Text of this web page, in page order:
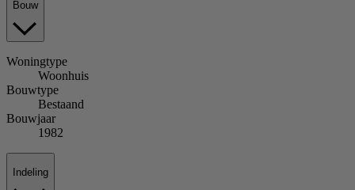
Bouw
Woningtype
Woonhuis
Bouwtype
Bestaand
Bouwjaar
1982
Indeling